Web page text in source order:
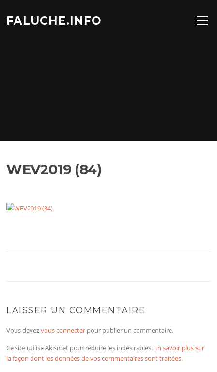
contenu
FALUCHE.INFO Menu
WEV2019 (84)
LAISSER UN COMMENTAIRE
Vous devezvous connecter pour publier un commentaire.
Ce site utilise Akismet pour réduire les indésirables. En savoir plus sur
la façon dont les données de vos commentaires sont traitées.